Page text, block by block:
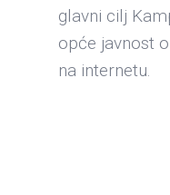
glavni cilj
opće javnost
na internetu.